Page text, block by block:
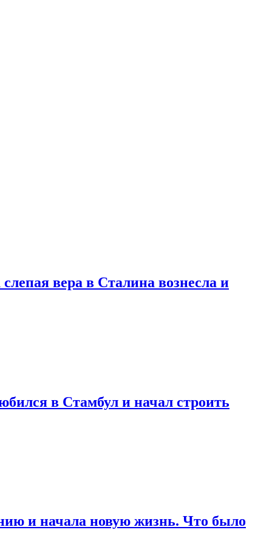
вера в Сталина вознесла и
в Стамбул и начал строить
и начала новую жизнь. Что было